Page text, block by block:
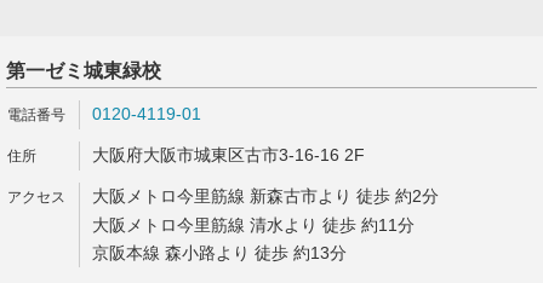
第一ゼミ城東緑校
0120-4119-01
大阪府大阪市城東区古市3-16-16 2F
大阪メトロ今里筋線 新森古市より 徒歩 約2分
大阪メトロ今里筋線 清水より 徒歩 約11分
京阪本線 森小路より 徒歩 約13分